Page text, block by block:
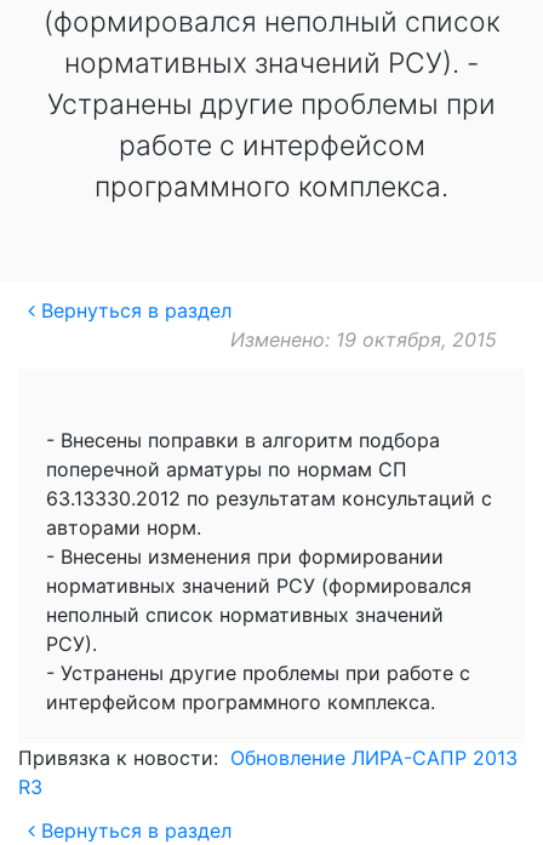
(формировался неполный список
нормативных значений РСУ). -
Устранены другие проблемы при
работе с интерфейсом
программного комплекса.
Вернуться в раздел
Изменено: 19 октября, 2015
- Внесены поправки в алгоритм подбора
поперечной арматуры по нормам СП
63.13330.2012 по результатам консультаций с
авторами норм.
- Внесены изменения при формировании
нормативных значений РСУ (формировался
неполный список нормативных значений
РСУ).
- Устранены другие проблемы при работе с
интерфейсом программного комплекса.
Привязка к новости: Обновление ЛИРА-САПР 2013
R3
Вернуться в раздел